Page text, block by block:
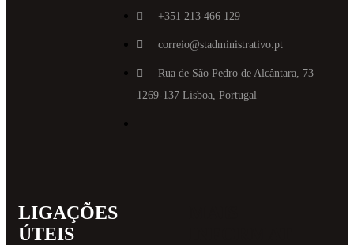
+351 213 466 129
correio@stadministrativo.pt
Rua de São Pedro de Alcântara, 73
1269-137 Lisboa, Portugal
LIGAÇÕES
ÚTEIS